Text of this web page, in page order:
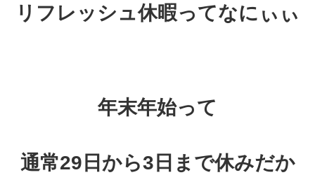
リフレッシュ休暇ってなにぃぃ
年末年始って
通常29日から3日まで休みだか